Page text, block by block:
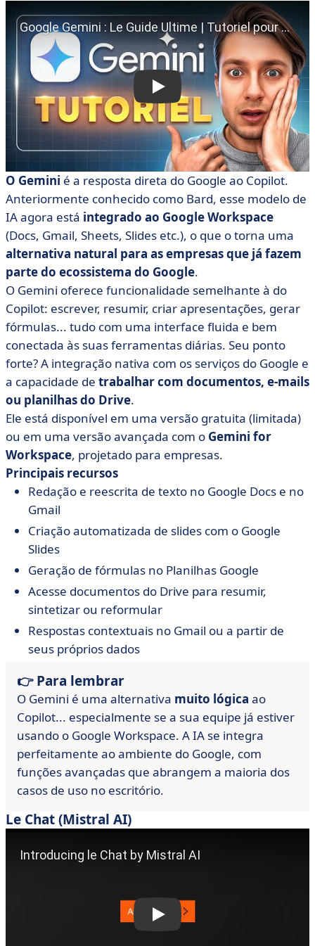
O Gemini é a resposta direta do Google ao Copilot.
Anteriormente conhecido como Bard, esse modelo de
IA agora está integrado ao Google Workspace
(Docs, Gmail, Sheets, Slides etc.), o que o torna uma
alternativa natural para as empresas que já fazem
parte do ecossistema do Google.
O Gemini oferece funcionalidade semelhante à do
Copilot: escrever, resumir, criar apresentações, gerar
fórmulas... tudo com uma interface fluida e bem
conectada às suas ferramentas diárias. Seu ponto
forte? A integração nativa com os serviços do Google e
a capacidade de trabalhar com documentos, e-mails
ou planilhas do Drive.
Ele está disponível em uma versão gratuita (limitada)
ou em uma versão avançada com o Gemini for
Workspace, projetado para empresas.
Principais recursos
Redação e reescrita de texto no Google Docs e no
Gmail
Criação automatizada de slides com o Google
Slides
Geração de fórmulas no Planilhas Google
Acesse documentos do Drive para resumir,
sintetizar ou reformular
Respostas contextuais no Gmail ou a partir de
seus próprios dados
👉 Para lembrar
O Gemini é uma alternativa muito lógica ao
Copilot... especialmente se a sua equipe já estiver
usando o Google Workspace. A IA se integra
perfeitamente ao ambiente do Google, com
funções avançadas que abrangem a maioria dos
casos de uso no escritório.
Le Chat (Mistral AI)